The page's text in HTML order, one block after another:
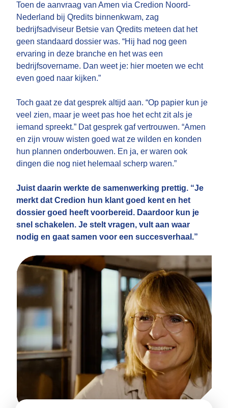
Toen de aanvraag van Amen via Credion Noord-
Nederland bij Qredits binnenkwam, zag
bedrijfsadviseur Betsie van Qredits meteen dat het
geen standaard dossier was. “Hij had nog geen
ervaring in deze branche en het was een
bedrijfsovername. Dan weet je: hier moeten we echt
even goed naar kijken.”
Toch gaat ze dat gesprek altijd aan. “Op papier kun je
veel zien, maar je weet pas hoe het echt zit als je
iemand spreekt.” Dat gesprek gaf vertrouwen. “Amen
en zijn vrouw wisten goed wat ze wilden en konden
hun plannen onderbouwen. En ja, er waren ook
dingen die nog niet helemaal scherp waren.”
Juist daarin werkte de samenwerking prettig. “Je
merkt dat Credion hun klant goed kent en het
dossier goed heeft voorbereid. Daardoor kun je
snel schakelen. Je stelt vragen, vult aan waar
nodig en gaat samen voor een succesverhaal.”